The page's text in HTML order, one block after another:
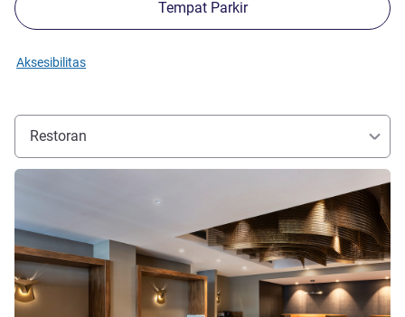
Tempat Parkir
Aksesibilitas
Restoran
Lihat detail